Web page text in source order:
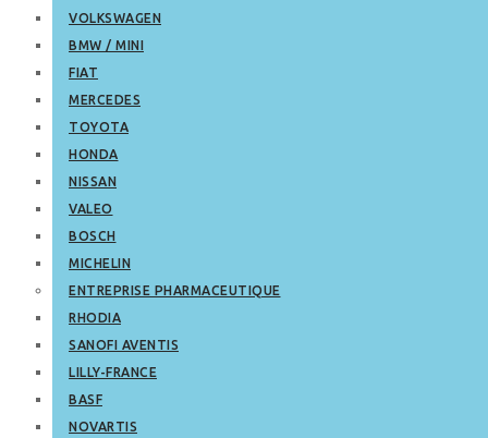
VOLKSWAGEN
BMW / MINI
FIAT
MERCEDES
TOYOTA
HONDA
NISSAN
VALEO
BOSCH
MICHELIN
ENTREPRISE PHARMACEUTIQUE
RHODIA
SANOFI AVENTIS
LILLY-FRANCE
BASF
NOVARTIS